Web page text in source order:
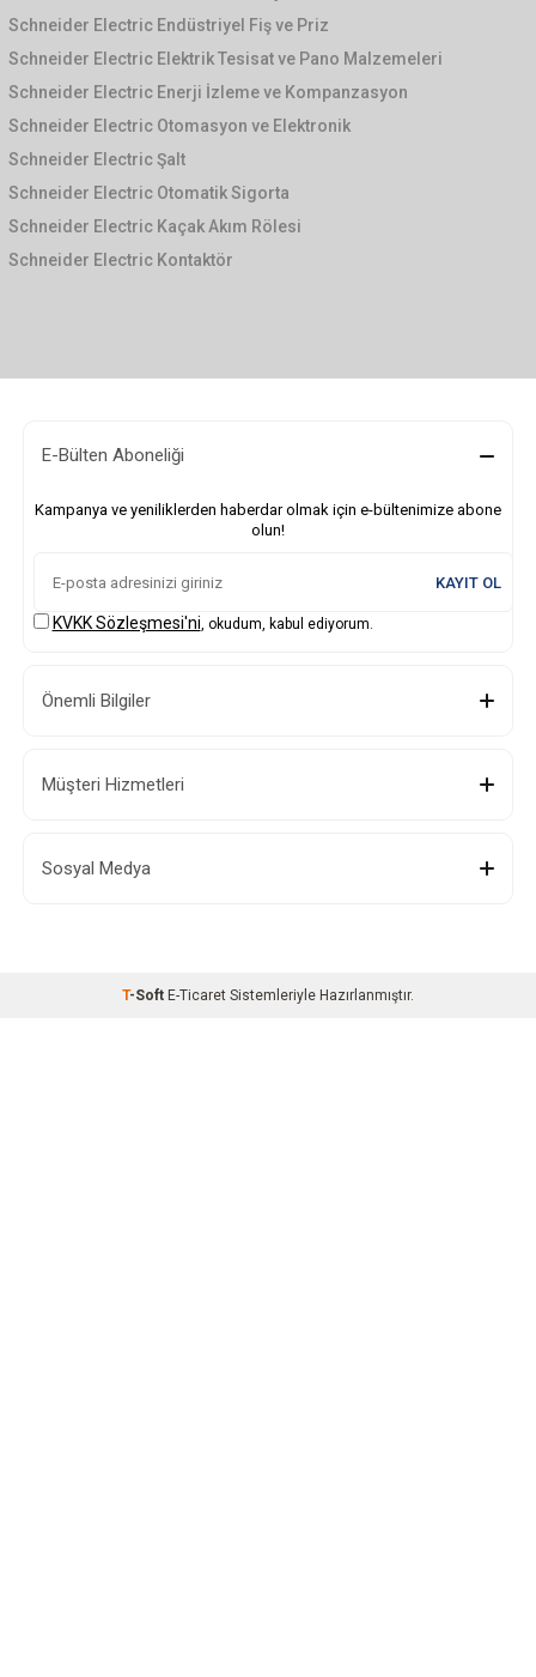
Schneider Electric Endüstriyel Fiş ve Priz
Schneider Electric Elektrik Tesisat ve Pano Malzemeleri
Schneider Electric Enerji İzleme ve Kompanzasyon
Schneider Electric Otomasyon ve Elektronik
Schneider Electric Şalt
Schneider Electric Otomatik Sigorta
Schneider Electric Kaçak Akım Rölesi
Schneider Electric Kontaktör
E-Bülten Aboneliği
Kampanya ve yeniliklerden haberdar olmak için e-bültenimize abone
olun!
KAYIT OL
KVKK Sözleşmesi'ni, okudum, kabul ediyorum.
Önemli Bilgiler
Müşteri Hizmetleri
Sosyal Medya
T-Soft E-Ticaret Sistemleriyle Hazırlanmıştır.